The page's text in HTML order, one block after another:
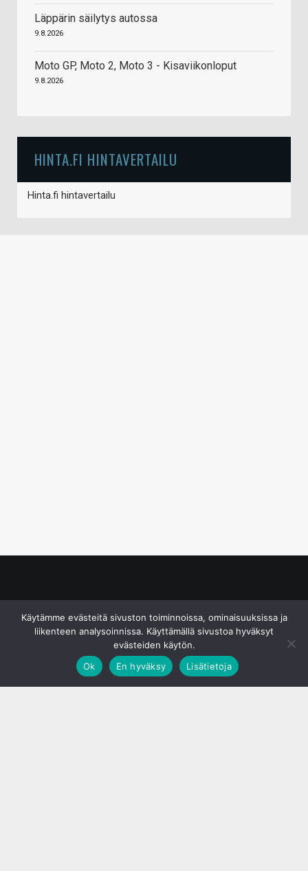
Läppärin säilytys autossa
9.8.2026
Moto GP, Moto 2, Moto 3 - Kisaviikonloput
9.8.2026
HINTA.FI HINTAVERTAILU
Hinta.fi hintavertailu
Käytämme evästeitä sivuston toiminnoissa, ominaisuuksissa ja
liikenteen analysoinnissa. Käyttämällä sivustoa hyväksyt
evästeiden käytön.
Ok
En hyväksy Lisätietoja